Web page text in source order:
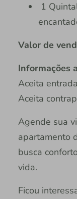
1
Valor de
Informações
Aceita
Aceita
Agende sua
apartamento
busca
vida.
Ficou